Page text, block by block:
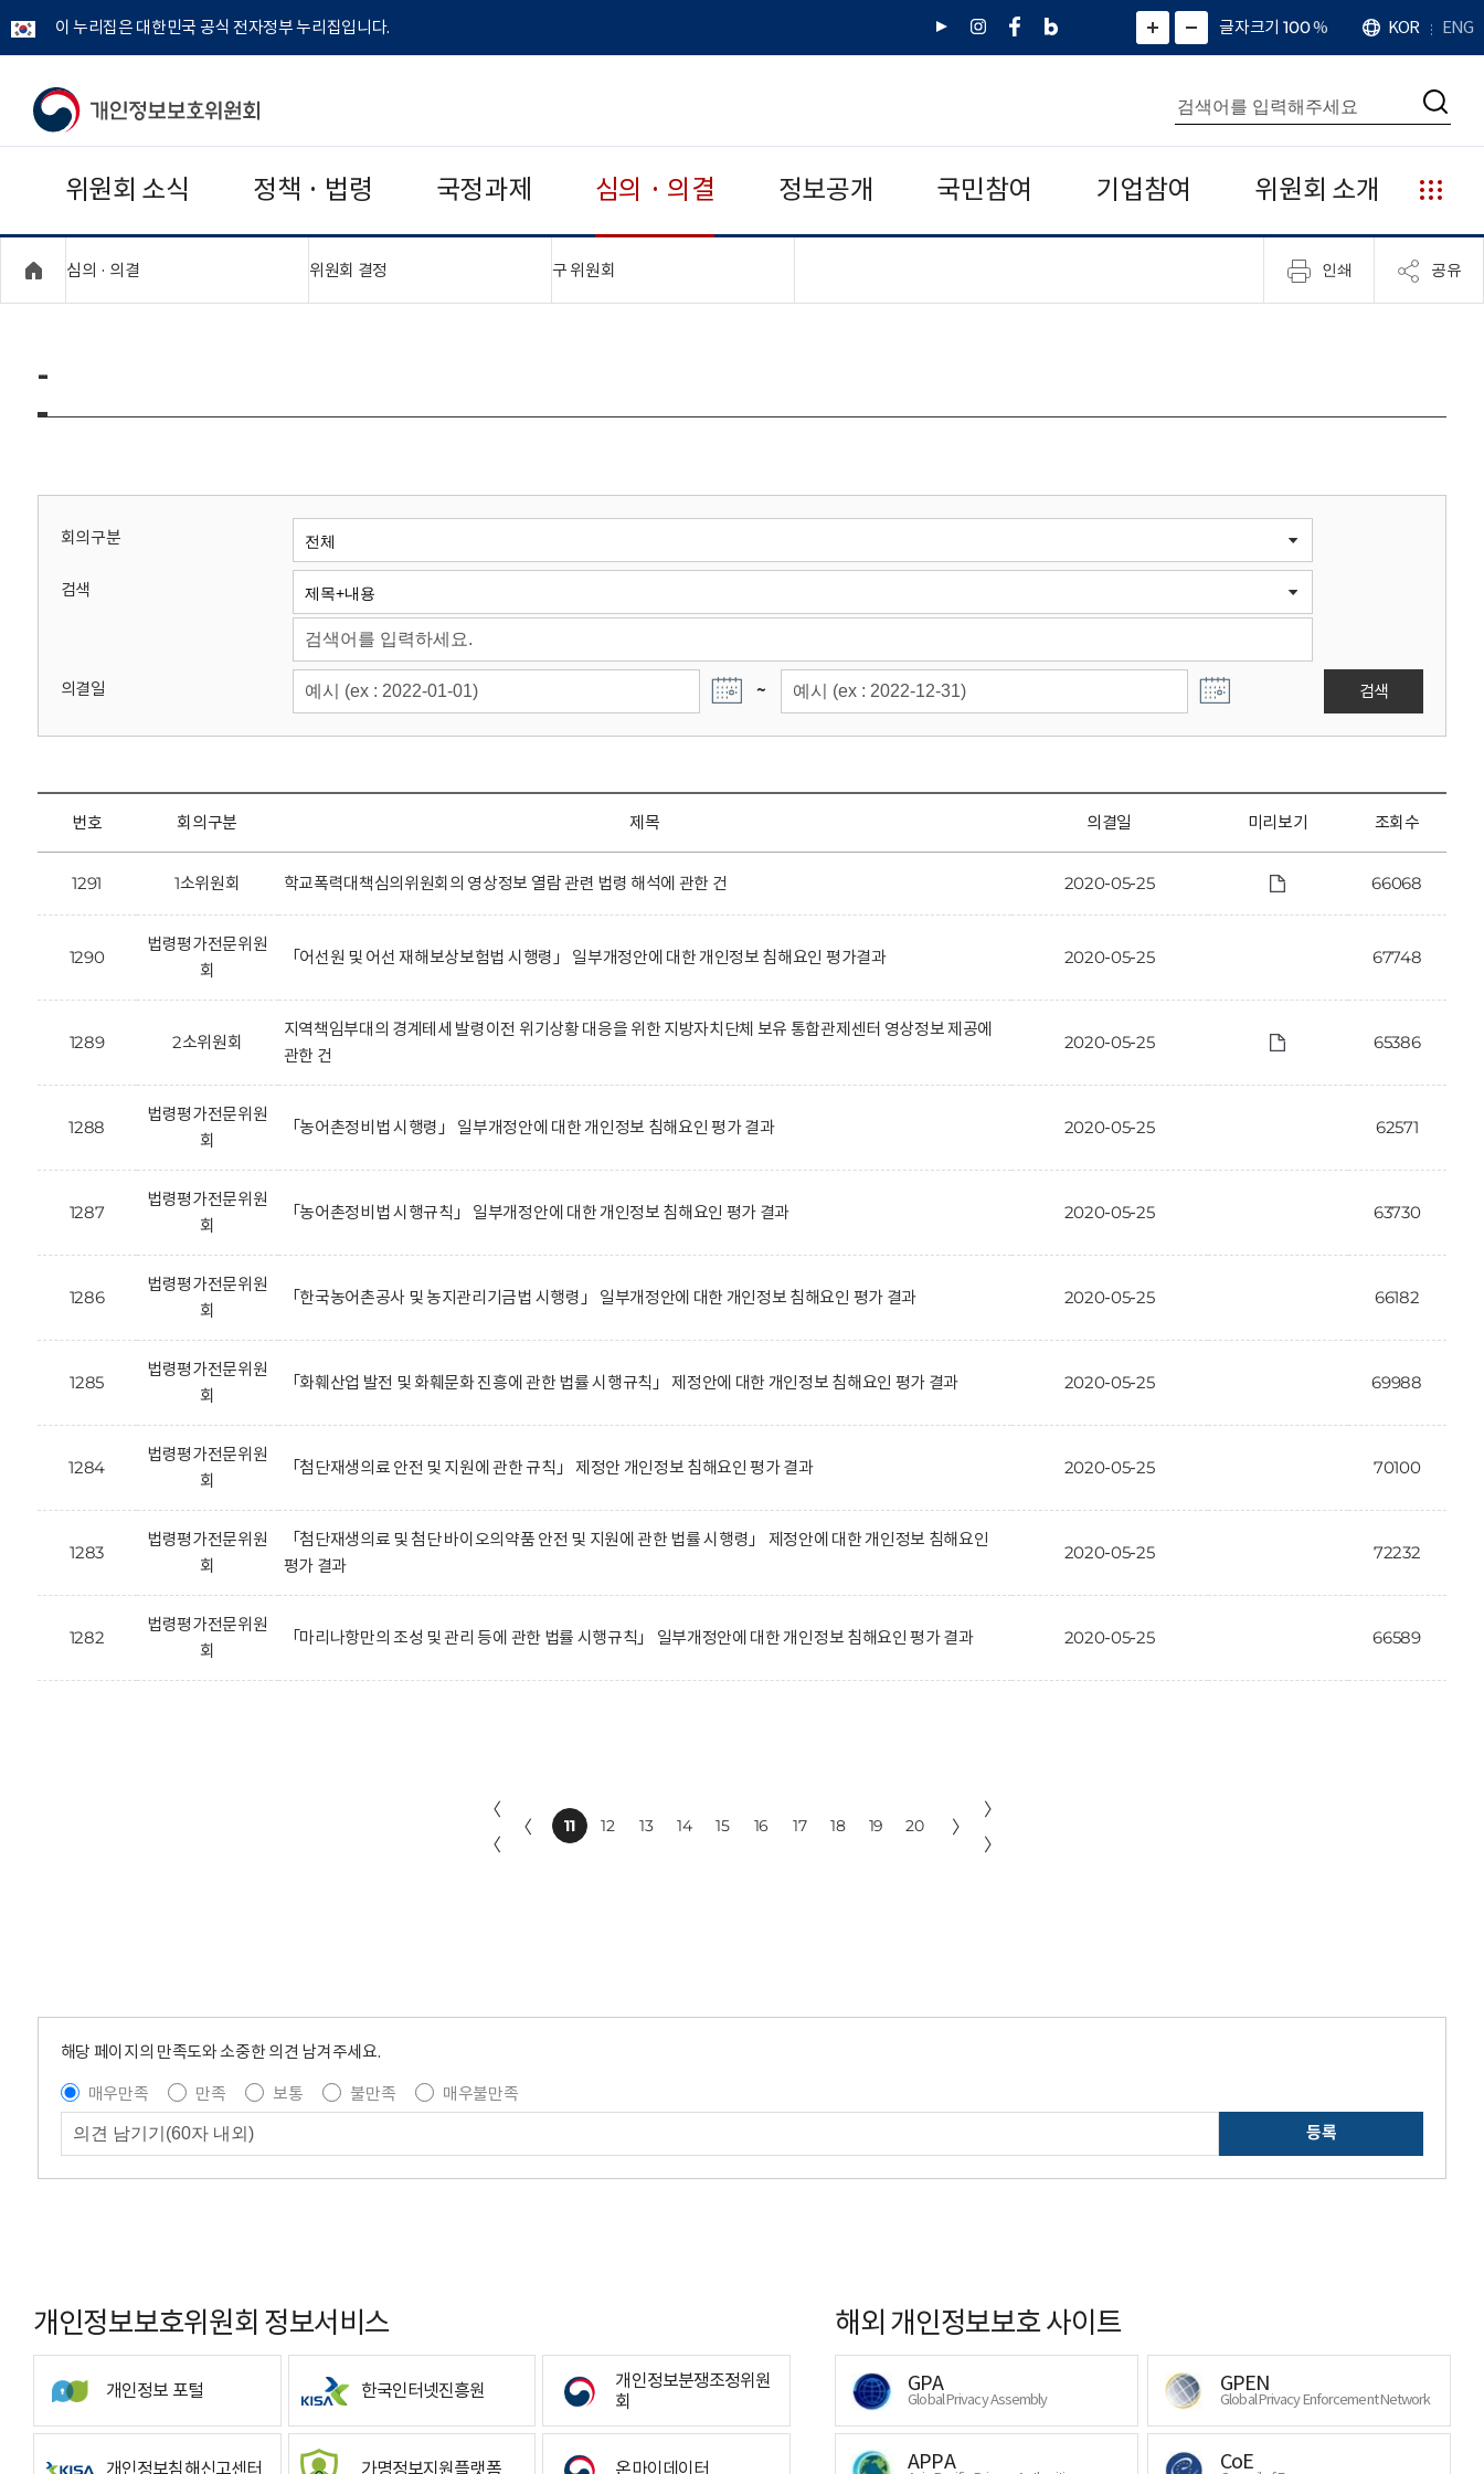
이 누리집은 대한민국 공식 전자정부 누리집입니다.
유
인
페
네
그
)
화
면
면
소
확
대
치
글자크기 100%
언
어
KOR ENG
개
보
보
위
회
통
합
검
색
검
위원회 소식 정책 · 법령 국정과제 심의 · 의결 정보공개 국민참여 기업참여 위원회 소개
누
리
집
안
심의 · 의결 위원회 결정 구 위원회 인쇄 공유
-
회의구분
검색
의결일 ~ 검색
번호 회의구분 제목 의결일 미리보기 조회수
1291 1소위원회 학교폭력대책심의위원회의 영상정보 열람 관련 법령 해석에 관한 건 2020-05-25 66068
1290
법령평가전문위원
회
「어선원 및 어선 재해보상보험법 시행령」 일부개정안에 대한 개인정보 침해요인 평가결과 2020-05-25 67748
1289 2소위원회
지역책임부대의 경계테세 발령이전 위기상황 대응을 위한 지방자치단체 보유 통합관제센터 영상정보 제공에
관한 건
2020-05-25 65386
1288
법령평가전문위원
회
「농어촌정비법 시행령」 일부개정안에 대한 개인정보 침해요인 평가 결과 2020-05-25 62571
1287
법령평가전문위원
회
「농어촌정비법 시행규칙」 일부개정안에 대한 개인정보 침해요인 평가 결과 2020-05-25 63730
1286
법령평가전문위원
회
「한국농어촌공사 및 농지관리기금법 시행령」 일부개정안에 대한 개인정보 침해요인 평가 결과 2020-05-25 66182
1285
법령평가전문위원
회
「화훼산업 발전 및 화훼문화 진흥에 관한 법률 시행규칙」 제정안에 대한 개인정보 침해요인 평가 결과 2020-05-25 69988
1284
법령평가전문위원
회
「첨단재생의료 안전 및 지원에 관한 규칙」 제정안 개인정보 침해요인 평가 결과 2020-05-25 70100
1283
법령평가전문위원
회
「첨단재생의료 및 첨단 바이오의약품 안전 및 지원에 관한 법률 시행령」 제정안에 대한 개인정보 침해요인
평가 결과
2020-05-25 72232
1282
법령평가전문위원
회
「마리나항만의 조성 및 관리 등에 관한 법률 시행규칙」 일부개정안에 대한 개인정보 침해요인 평가 결과 2020-05-25 66589
〈
〈
〈 11 12 13 14 15 16 17 18 19 20 〉
〉
〉
해당 페이지의 만족도와 소중한 의견 남겨주세요.
매우만족
만족 보통 불만족
매우불만족
등록
개인정보보호위원회 정보서비스
개인정보 포털 한국인터넷진흥원
개인정보분쟁조정위원
회
개인정보침해신고센터 가명정보지원플랫폼 온마이데이터
해외 개인정보보호 사이트
GPA
Global Privacy Assembly
GPEN
Global Privacy Enforcement Network
APPA CoE